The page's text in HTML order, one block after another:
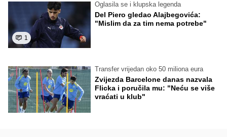
1
Oglasila se i klupska legenda
Del Piero gledao Alajbegovića:
"Mislim da za tim nema potrebe"
Transfer vrijedan oko 50 miliona eura
Zvijezda Barcelone danas nazvala
Flicka i poručila mu: "Neću se više
vraćati u klub"